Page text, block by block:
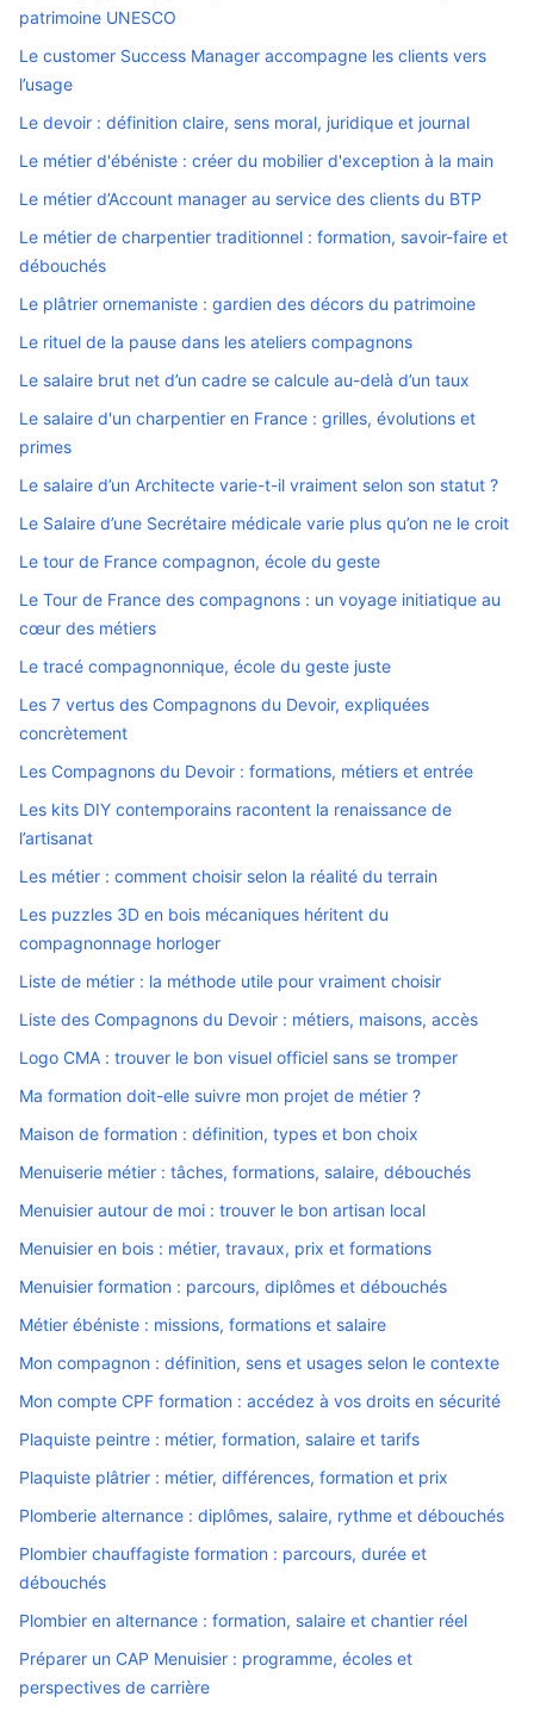
patrimoine UNESCO
Le customer Success Manager accompagne les clients vers
l’usage
Le devoir : définition claire, sens moral, juridique et journal
Le métier d'ébéniste : créer du mobilier d'exception à la main
Le métier d’Account manager au service des clients du BTP
Le métier de charpentier traditionnel : formation, savoir-faire et
débouchés
Le plâtrier ornemaniste : gardien des décors du patrimoine
Le rituel de la pause dans les ateliers compagnons
Le salaire brut net d’un cadre se calcule au-delà d’un taux
Le salaire d'un charpentier en France : grilles, évolutions et
primes
Le salaire d’un Architecte varie-t-il vraiment selon son statut ?
Le Salaire d’une Secrétaire médicale varie plus qu’on ne le croit
Le tour de France compagnon, école du geste
Le Tour de France des compagnons : un voyage initiatique au
cœur des métiers
Le tracé compagnonnique, école du geste juste
Les 7 vertus des Compagnons du Devoir, expliquées
concrètement
Les Compagnons du Devoir : formations, métiers et entrée
Les kits DIY contemporains racontent la renaissance de
l’artisanat
Les métier : comment choisir selon la réalité du terrain
Les puzzles 3D en bois mécaniques héritent du
compagnonnage horloger
Liste de métier : la méthode utile pour vraiment choisir
Liste des Compagnons du Devoir : métiers, maisons, accès
Logo CMA : trouver le bon visuel officiel sans se tromper
Ma formation doit-elle suivre mon projet de métier ?
Maison de formation : définition, types et bon choix
Menuiserie métier : tâches, formations, salaire, débouchés
Menuisier autour de moi : trouver le bon artisan local
Menuisier en bois : métier, travaux, prix et formations
Menuisier formation : parcours, diplômes et débouchés
Métier ébéniste : missions, formations et salaire
Mon compagnon : définition, sens et usages selon le contexte
Mon compte CPF formation : accédez à vos droits en sécurité
Plaquiste peintre : métier, formation, salaire et tarifs
Plaquiste plâtrier : métier, différences, formation et prix
Plomberie alternance : diplômes, salaire, rythme et débouchés
Plombier chauffagiste formation : parcours, durée et
débouchés
Plombier en alternance : formation, salaire et chantier réel
Préparer un CAP Menuisier : programme, écoles et
perspectives de carrière